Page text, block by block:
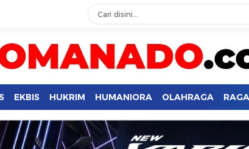
EKBIS HUKRIM HUMANIORA OLAHRAGA